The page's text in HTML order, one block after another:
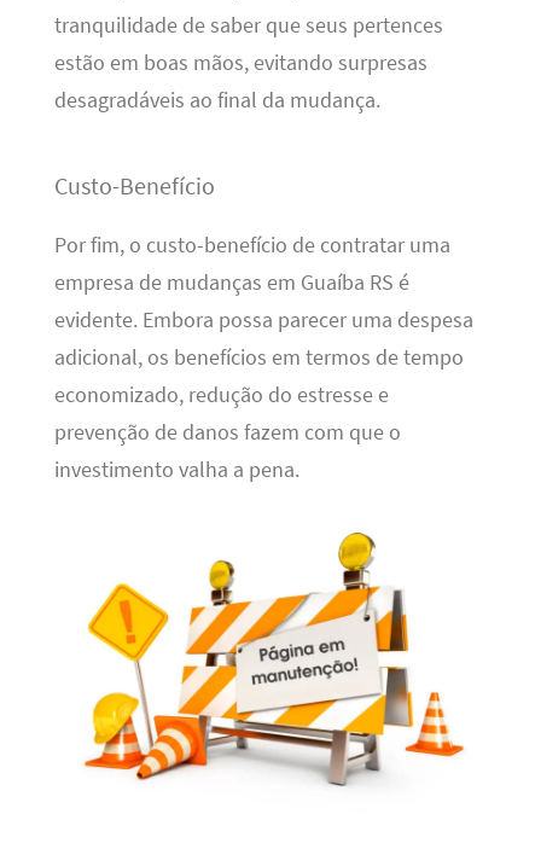
tranquilidade de saber que seus pertences
estão em boas mãos, evitando surpresas
desagradáveis ao final da mudança.
Custo-Benefício
Por fim, o custo-benefício de contratar uma
empresa de mudanças em Guaíba RS é
evidente. Embora possa parecer uma despesa
adicional, os benefícios em termos de tempo
economizado, redução do estresse e
prevenção de danos fazem com que o
investimento valha a pena.